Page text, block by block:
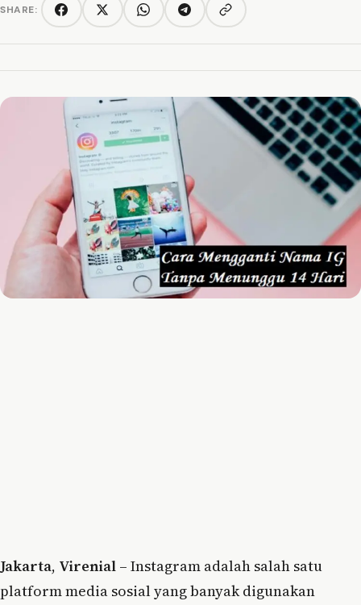
SHARE:
FacebookTwitter/XWhatsAppTelegramCopy link
Jakarta, Virenial – Instagram adalah salah satu
platform media sosial yang banyak digunakan